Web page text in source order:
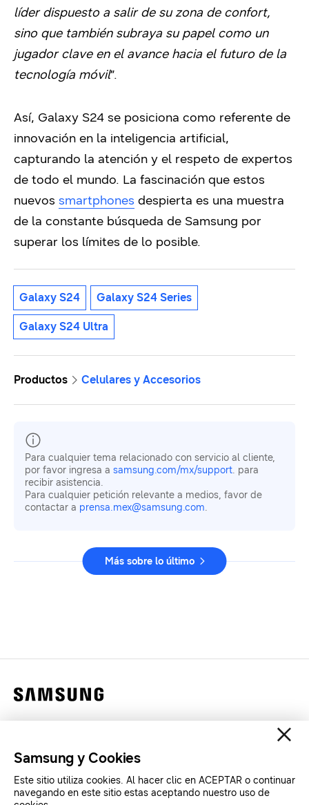
líder dispuesto a salir de su zona de confort,
sino que también subraya su papel como un
jugador clave en el avance hacia el futuro de la
tecnología móvil”.
Así, Galaxy S24 se posiciona como referente de
innovación en la inteligencia artificial,
capturando la atención y el respeto de expertos
de todo el mundo. La fascinación que estos
nuevos smartphones despierta es una muestra
de la constante búsqueda de Samsung por
superar los límites de lo posible.
Galaxy S24 Galaxy S24 Series
Galaxy S24 Ultra
Productos Celulares y Accesorios
Para cualquier tema relacionado con servicio al cliente,
por favor ingresa a samsung.com/mx/support. para
recibir asistencia.
Para cualquier petición relevante a medios, favor de
contactar a prensa.mex@samsung.com.
Más sobre lo último
Legales
SAMSUNG.COM
Samsung y Cookies
Este sitio utiliza cookies. Al hacer clic en ACEPTAR o continuar
navegando en este sitio estas aceptando nuestro uso de